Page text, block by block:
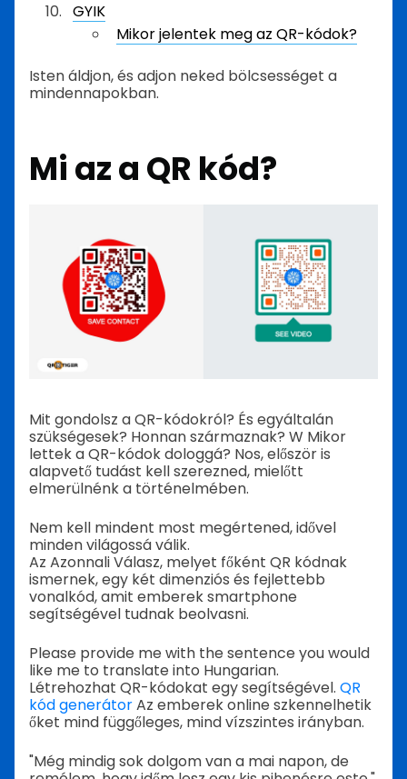
GYIK
Mikor jelentek meg az QR-kódok?
Isten áldjon, és adjon neked bölcsességet a
mindennapokban.
Mi az a QR kód?
Mit gondolsz a QR-kódokról? És egyáltalán
szükségesek? Honnan származnak? W Mikor
lettek a QR-kódok dologgá? Nos, először is
alapvető tudást kell szerezned, mielőtt
elmerülnénk a történelmében.
Nem kell mindent most megértened, idővel
minden világossá válik.
Az Azonnali Válasz, melyet főként QR kódnak
ismernek, egy két dimenziós és fejlettebb
vonalkód, amit emberek smartphone
segítségével tudnak beolvasni.
Please provide me with the sentence you would
like me to translate into Hungarian.
Létrehozhat QR-kódokat egy segítségével. QR
kód generátorAz emberek online szkennelhetik
őket mind függőleges, mind vízszintes irányban.
"Még mindig sok dolgom van a mai napon, de